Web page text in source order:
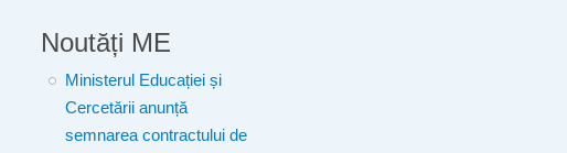
Noutăți ME
Ministerul Educației și
Cercetării anunță
semnarea contractului de